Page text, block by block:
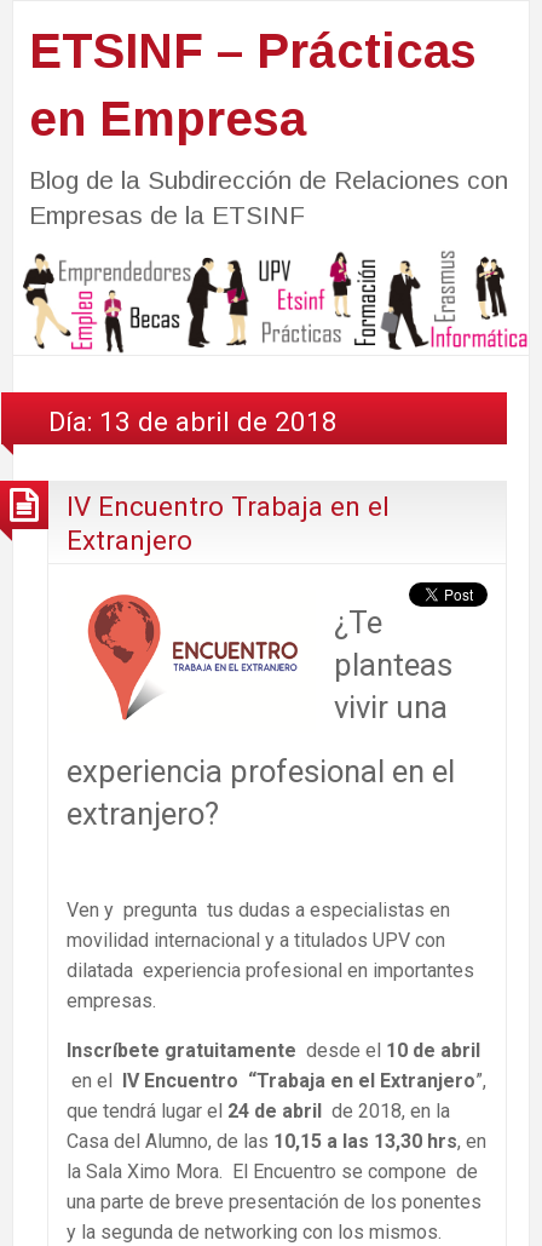
ETSINF – Prácticas
en Empresa
Blog de la Subdirección de Relaciones con
Empresas de la ETSINF
Día: 13 de abril de 2018
IV Encuentro Trabaja en el
Extranjero
¿Te
planteas
vivir una
experiencia profesional en el
extranjero?
Ven y pregunta tus dudas a especialistas en
movilidad internacional y a titulados UPV con
dilatada experiencia profesional en importantes
empresas.
Inscríbete gratuitamente desde el 10 de abril
en el IV Encuentro “Trabaja en el Extranjero”,
que tendrá lugar el 24 de abril de 2018, en la
Casa del Alumno, de las 10,15 a las 13,30 hrs, en
la Sala Ximo Mora. El Encuentro se compone de
una parte de breve presentación de los ponentes
y la segunda de networking con los mismos.